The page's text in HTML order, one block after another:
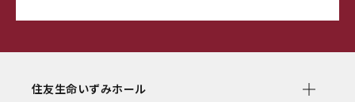
住友生命いずみホール